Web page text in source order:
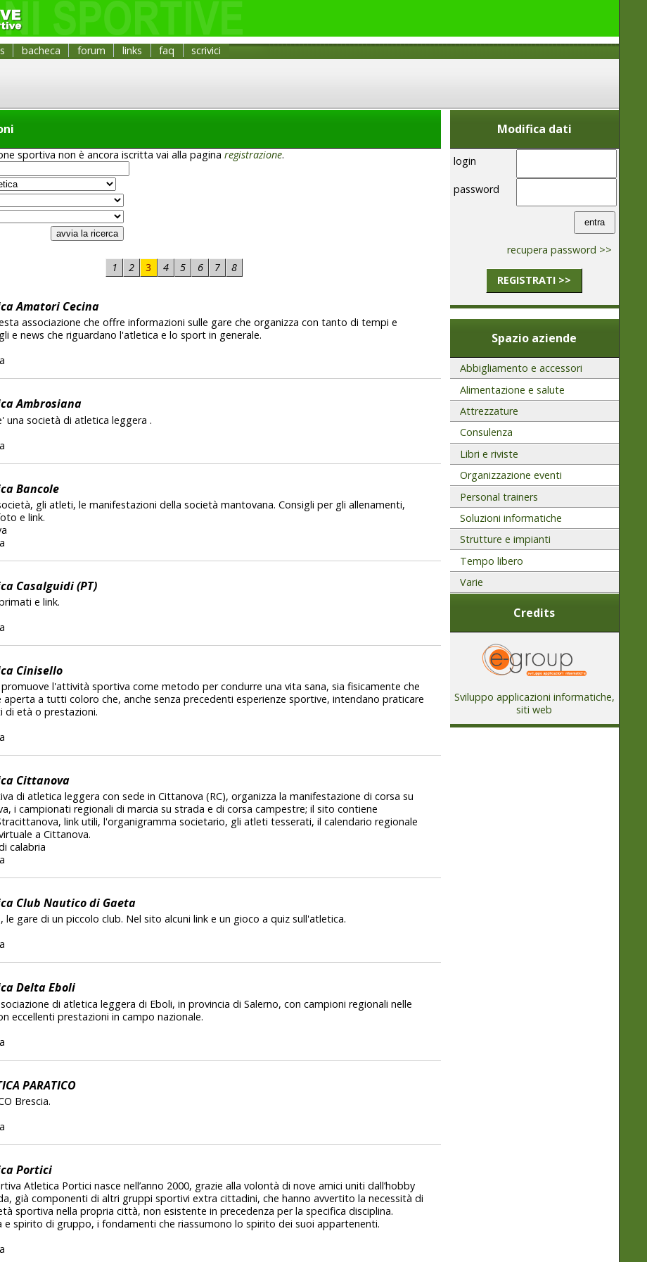
bacheca forum links faq scrivici
sportiva non è ancora iscritta vai alla paginaregistrazione.
1
2 3 4 5 6 7 8
Amatori Cecina
associazione che offre informazioni sulle gare che organizza con tanto di tempi e
e news che riguardano l'atletica e lo sport in generale.
Ambrosiana
una società di atletica leggera .
Bancole
gli atleti, le manifestazioni della società mantovana. Consigli per gli allenamenti,
e link.
Casalguidi (PT)
e link.
Cinisello
promuove l'attività sportiva come metodo per condurre una vita sana, sia fisicamente che
a tutti coloro che, anche senza precedenti esperienze sportive, intendano praticare
di età o prestazioni.
Cittanova
di atletica leggera con sede in Cittanova (RC), organizza la manifestazione di corsa su
i campionati regionali di marcia su strada e di corsa campestre; il sito contiene
link utili, l'organigramma societario, gli atleti tesserati, il calendario regionale
a Cittanova.
calabria
Club Nautico di Gaeta
le gare di un piccolo club. Nel sito alcuni link e un gioco a quiz sull'atletica.
Delta Eboli
di atletica leggera di Eboli, in provincia di Salerno, con campioni regionali nelle
eccellenti prestazioni in campo nazionale.
PARATICO
Brescia.
Portici
Atletica Portici nasce nell’anno 2000, grazie alla volontà di nove amici uniti dall’hobby
già componenti di altri gruppi sportivi extra cittadini, che hanno avvertito la necessità di
sportiva nella propria città, non esistente in precedenza per la specifica disciplina.
e spirito di gruppo, i fondamenti che riassumono lo spirito dei suoi appartenenti.
Modifica dati
login
password
recupera password >>
REGISTRATI >>
Spazio aziende
Abbigliamento e accessori
Alimentazione e salute
Attrezzature
Consulenza
Libri e riviste
Organizzazione eventi
Personal trainers
Soluzioni informatiche
Strutture e impianti
Tempo libero
Varie
Credits
Sviluppo applicazioni informatiche,
siti web